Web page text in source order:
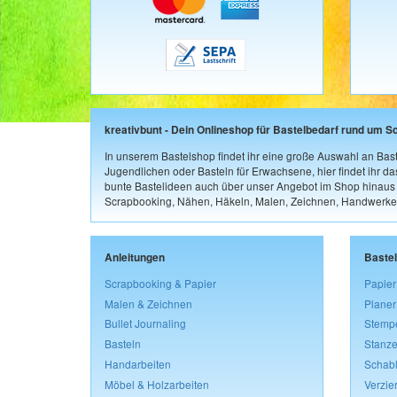
kreativbunt - Dein Onlineshop für Bastelbedarf rund um
In unserem Bastelshop findet ihr eine große Auswahl an
Jugendlichen oder Basteln für Erwachsene, hier findet ihr
bunte Bastelideen auch über unser Angebot im Shop
Scrapbooking, Nähen, Häkeln, Malen, Zeichnen,
Anleitungen
Scrapbooking & Papier
Malen & Zeichnen
Bullet Journaling
Basteln
Handarbeiten
Möbel & Holzarbeiten